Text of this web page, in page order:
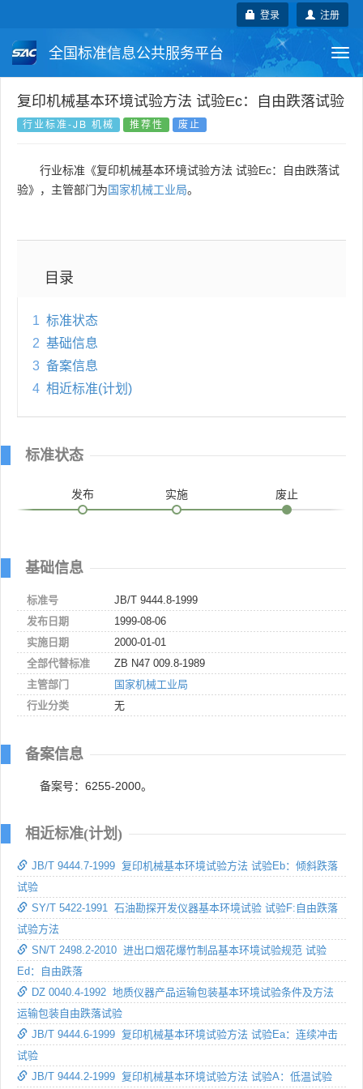
注册
登录
全国标准信息公共服务平台
国家标准 行业标准 地方标准
国外标准 技术委员会
复印机械基本环境试验方法 试验Ec：自由跌落试验
行业标准-JB 机械 推荐性 废止
行业标准《复印机械基本环境试验方法 试验Ec：自由跌落试
验》，主管部门为国家机械工业局。
目录
1 标准状态
2 基础信息
3 备案信息
4 相近标准(计划)
标准状态
发布 实施 废止
基础信息
标准号
JB/T 9444.8-1999
发布日期
1999-08-06
实施日期
2000-01-01
全部代替标准
ZB N47 009.8-1989
主管部门
国家机械工业局
行业分类
无
备案信息
备案号：6255-2000。
相近标准(计划)
JB/T 9444.7-1999 复印机械基本环境试验方法 试验Eb：倾斜跌落
试验
SY/T 5422-1991 石油勘探开发仪器基本环境试验 试验F:自由跌落
试验方法
SN/T 2498.2-2010 进出口烟花爆竹制品基本环境试验规范 试验
Ed：自由跌落
DZ 0040.4-1992 地质仪器产品运输包装基本环境试验条件及方法
运输包装自由跌落试验
JB/T 9444.6-1999 复印机械基本环境试验方法 试验Ea：连续冲击
试验
JB/T 9444.2-1999 复印机械基本环境试验方法 试验A：低温试验